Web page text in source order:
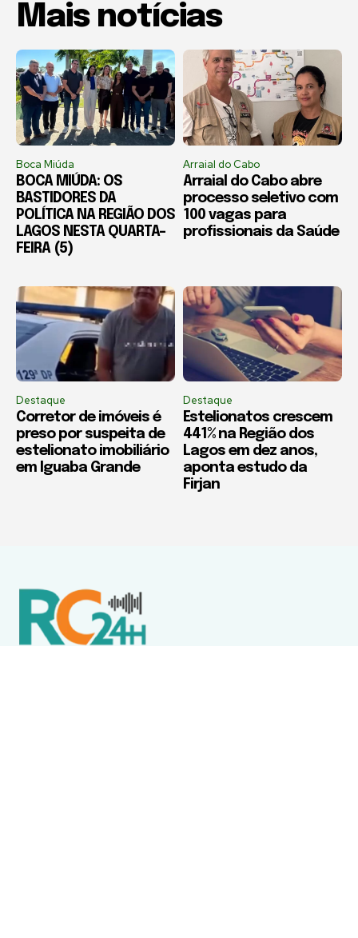
Mais notícias
Boca Miúda
BOCA MIÚDA: OS
BASTIDORES DA
POLÍTICA NA REGIÃO DOS
LAGOS NESTA QUARTA-
FEIRA (5)
Arraial do Cabo
Arraial do Cabo abre
processo seletivo com
100 vagas para
profissionais da Saúde
Destaque
Corretor de imóveis é
preso por suspeita de
estelionato imobiliário
em Iguaba Grande
Destaque
Estelionatos crescem
441% na Região dos
Lagos em dez anos,
aponta estudo da
Firjan